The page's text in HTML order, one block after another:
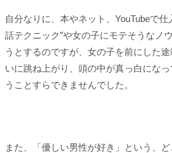
自分なりに、本やネット、YouTubeで仕
話テクニック”や女の子にモテそうなノ
うとするのですが、女の子を前にした
いに跳ね上がり、頭の中が真っ白にな
うことすらできませんでした。
また、「優しい男性が好き」という、